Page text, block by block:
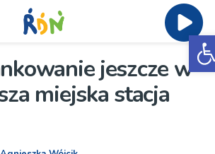
jeszcze w
miejska stacja